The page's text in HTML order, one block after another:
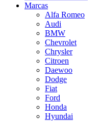
Marcas
Alfa Romeo
Audi
BMW
Chevrolet
Chrysler
Citroen
Daewoo
Dodge
Fiat
Ford
Honda
Hyundai